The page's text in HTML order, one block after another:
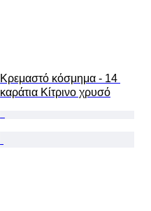
Κρεμαστό κόσμημα - 14
καράτια Κίτρινο χρυσό